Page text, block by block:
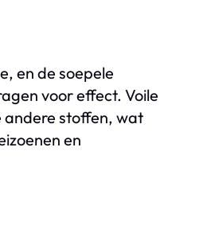
en de soepele
voor effect. Voile
andere stoffen, wat
en